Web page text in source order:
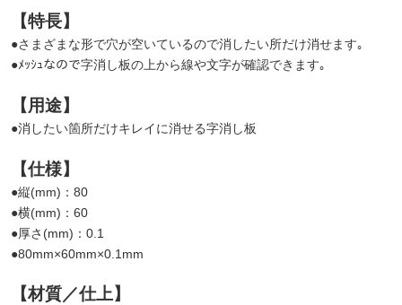
【特長】
●さまざまな形で穴が空いているので消したい所だけ消せます｡
●ﾒｯｼｭなので字消し板の上から線や文字が確認できます｡
【用途】
●消したい箇所だけキレイに消せる字消し板
【仕様】
●縦(mm)：80
●横(mm)：60
●厚さ(mm)：0.1
●80mm×60mm×0.1mm
【材質／仕上】